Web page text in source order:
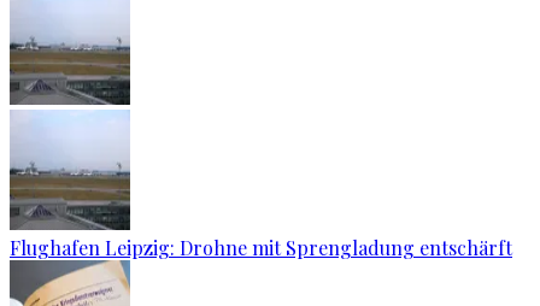
Flughafen Leipzig: Drohne mit Sprengladung entschärft